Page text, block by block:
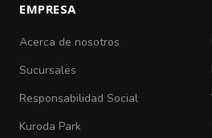
EMPRESA
Acerca de nosotros
Sucursales
Responsabilidad Social
Kuroda Park